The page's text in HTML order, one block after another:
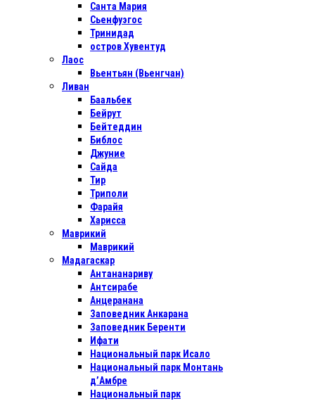
Санта Мария
Сьенфуэгос
Тринидад
остров Хувентуд
Лаос
Вьентьян (Вьенгчан)
Ливан
Баальбек
Бейрут
Бейтеддин
Библос
Джуние
Сайда
Тир
Триполи
Фарайя
Харисса
Маврикий
Маврикий
Мадагаскар
Антананариву
Антсирабе
Анцеранана
Заповедник Анкарана
Заповедник Беренти
Ифати
Национальный парк Исало
Национальный парк Монтань
д’Амбре
Национальный парк